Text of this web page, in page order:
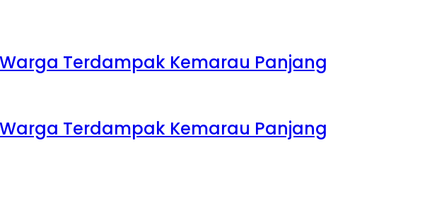
Terdampak Kemarau Panjang
Terdampak Kemarau Panjang